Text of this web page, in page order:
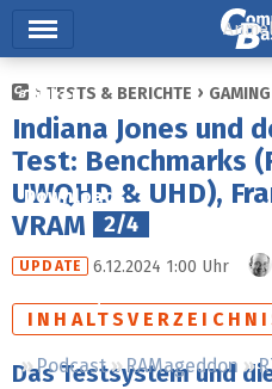
Ticker
Tests
Downloads
Podcast RAMageddon
TESTS & BERICHTE GAMING
Indiana Jones und
Test: Benchmarks
UWQHD & UHD),
VRAM
2/4
UPDATE 6.12.2024 1:00 Uhr
Das Testsystem und